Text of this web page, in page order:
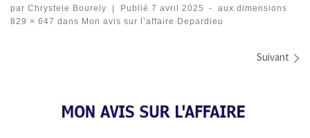
par Chrystele Bourely | Publié 7 avril 2025 -
aux dimensions
829 × 647 dans Mon avis sur l’affaire Depardieu
Suivant